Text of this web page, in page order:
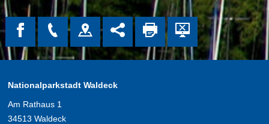
Nationalparkstadt Waldeck
Am Rathaus 1
34513 Waldeck